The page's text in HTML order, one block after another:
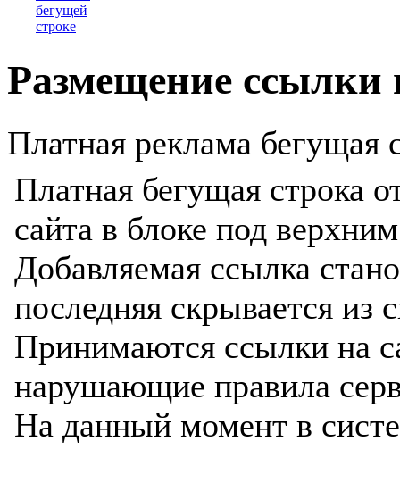
Размещение ссылки
Платная реклама бегущая
Платная бегущая строка
сайта в блоке под
Добавляемая ссылка
последняя скрывается из
Принимаются ссылки на
нарушающие правила
На данный момент в